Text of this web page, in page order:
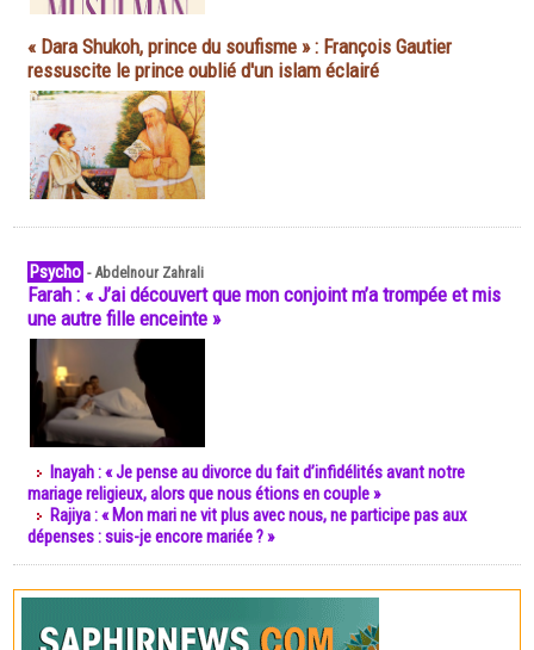
« Dara Shukoh, prince du soufisme » : François Gautier
ressuscite le prince oublié d'un islam éclairé
Psycho -Abdelnour Zahrali
Farah : « J’ai découvert que mon conjoint m’a trompée et mis
une autre fille enceinte »
Inayah : « Je pense au divorce du fait d’infidélités avant notre
mariage religieux, alors que nous étions en couple »
Rajiya : « Mon mari ne vit plus avec nous, ne participe pas aux
dépenses : suis-je encore mariée ? »